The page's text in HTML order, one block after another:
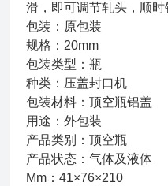
滑，即可调节轧头，顺
包装：原包装
规格：20mm
包装类型：瓶
种类：压盖封口机
包装材料：顶空瓶铝盖
用途：外包装
产品类别：顶空瓶
产品状态：气体及液体
Mm：41×76×210